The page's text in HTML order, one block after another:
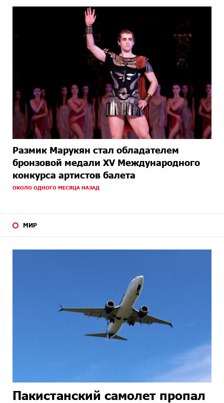
Размик Марукян стал обладателем
бронзовой медали XV Международного
конкурса артистов балета
ОКОЛО ОДНОГО МЕСЯЦА НАЗАД
МИР
Пакистанский самолет пропал